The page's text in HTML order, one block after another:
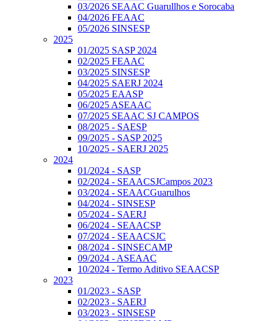
03/2026 SEAAC Guarullhos e Sorocaba
04/2026 FEAAC
05/2026 SINSESP
2025
01/2025 SASP 2024
02/2025 FEAAC
03/2025 SINSESP
04/2025 SAERJ 2024
05/2025 EAASP
06/2025 ASEAAC
07/2025 SEAAC SJ CAMPOS
08/2025 - SAESP
09/2025 - SASP 2025
10/2025 - SAERJ 2025
2024
01/2024 - SASP
02/2024 - SEAACSJCampos 2023
03/2024 - SEAACGuarulhos
04/2024 - SINSESP
05/2024 - SAERJ
06/2024 - SEAACSP
07/2024 - SEAACSJC
08/2024 - SINSECAMP
09/2024 - ASEAAC
10/2024 - Termo Aditivo SEAACSP
2023
01/2023 - SASP
02/2023 - SAERJ
03/2023 - SINSESP